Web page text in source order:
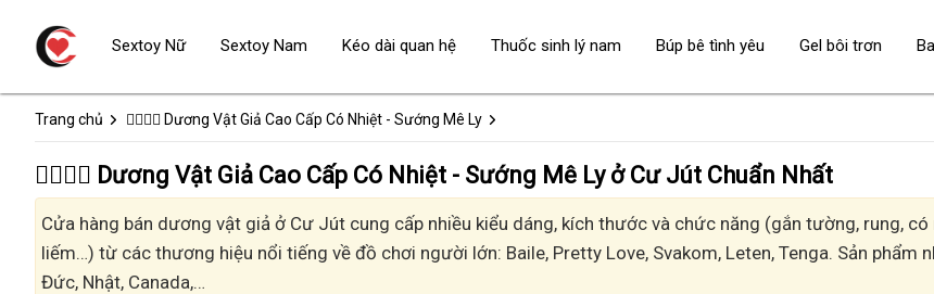
Trang chủ 👩‍❤️‍💋‍👨 Dương Vật Giả Cao Cấp Có Nhiệt - Sướng Mê Ly
👩‍❤️‍💋‍👨 Dương Vật Giả Cao Cấp Có Nhiệt - Sướng Mê Ly ở Cư Jút Chuẩn Nhất
Cửa hàng bán dương vật giả ở Cư Jút cung cấp nhiều kiểu dáng, kích thước và chức năng (gắn tường, rung, có
liếm…) từ các thương hiệu nổi tiếng về đồ chơi người lớn: Baile, Pretty Love, Svakom, Leten, Tenga. Sản phẩm
Đức, Nhật, Canada,…
Sextoy Nữ Sextoy Nam Kéo dài quan hệ Thuốc sinh lý nam Búp bê tình yêu Gel bôi trơn